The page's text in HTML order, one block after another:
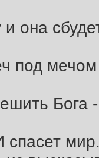
она
под мечом
Бога